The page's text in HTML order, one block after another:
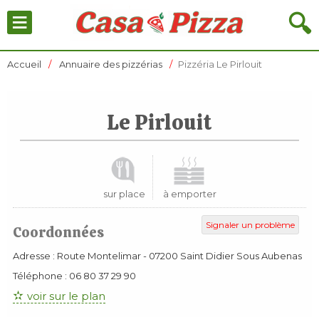
🔍
≡
Accueil Annuaire des pizzérias Pizzéria Le Pirlouit
Le Pirlouit
sur place à emporter
Signaler un problème
Coordonnées
Adresse : Route Montelimar- 07200 Saint Didier Sous Aubenas
Téléphone : 06 80 37 29 90
voir sur le plan